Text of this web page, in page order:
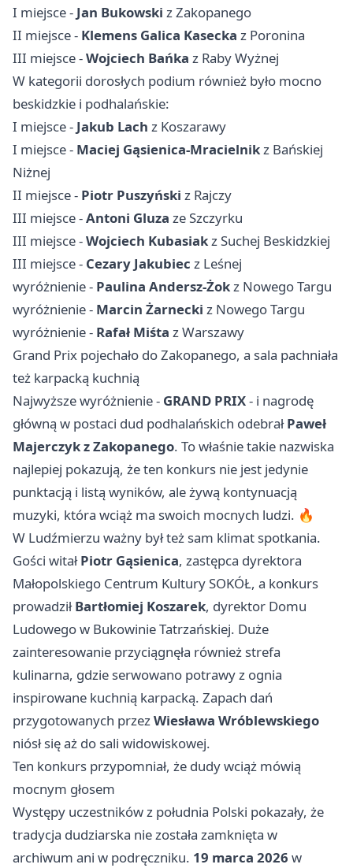
I miejsce - Jan Bukowski z Zakopanego
II miejsce - Klemens Galica Kasecka z Poronina
III miejsce -Wojciech Bańka z Raby Wyżnej
W kategorii dorosłych podium również było mocno
beskidzkie i podhalańskie:
I miejsce - Jakub Lach z Koszarawy
I miejsce - Maciej Gąsienica-Mracielnikz Bańskiej
Niżnej
II miejsce - Piotr Puszyński z Rajczy
III miejsce -Antoni Gluza ze Szczyrku
III miejsce -Wojciech Kubasiakz Suchej Beskidzkiej
III miejsce - Cezary Jakubiec z Leśnej
wyróżnienie - Paulina Andersz-Żokz Nowego Targu
wyróżnienie - Marcin Żarnecki z Nowego Targu
wyróżnienie - Rafał Miśta z Warszawy
Grand Prix pojechało do Zakopanego, a sala pachniała
też karpacką kuchnią
Najwyższe wyróżnienie - GRAND PRIX- i nagrodę
główną w postaci dud podhalańskich odebrałPaweł
Majerczyk z Zakopanego. To właśnie takie nazwiska
najlepiej pokazują, że ten konkurs nie jest jedynie
punktacją i listą wyników, ale żywą kontynuacją
muzyki, która wciąż ma swoich mocnych ludzi. 🔥
W Ludźmierzu ważny był też sam klimat spotkania.
Gości witałPiotr Gąsienica, zastępca dyrektora
Małopolskiego Centrum Kultury SOKÓŁ, a konkurs
prowadziłBartłomiej Koszarek, dyrektor Domu
Ludowego w Bukowinie Tatrzańskiej. Duże
zainteresowanie przyciągnęła również strefa
kulinarna, gdzie serwowano potrawy z ognia
inspirowane kuchnią karpacką. Zapach dań
przygotowanych przezWiesława Wróblewskiego
niósł się aż do sali widowiskowej.
Ten konkurs przypomniał, że dudy wciąż mówią
mocnym głosem
Występy uczestników z południa Polski pokazały, że
tradycja dudziarska nie została zamknięta w
archiwum ani w podręczniku. 19 marca 2026 w